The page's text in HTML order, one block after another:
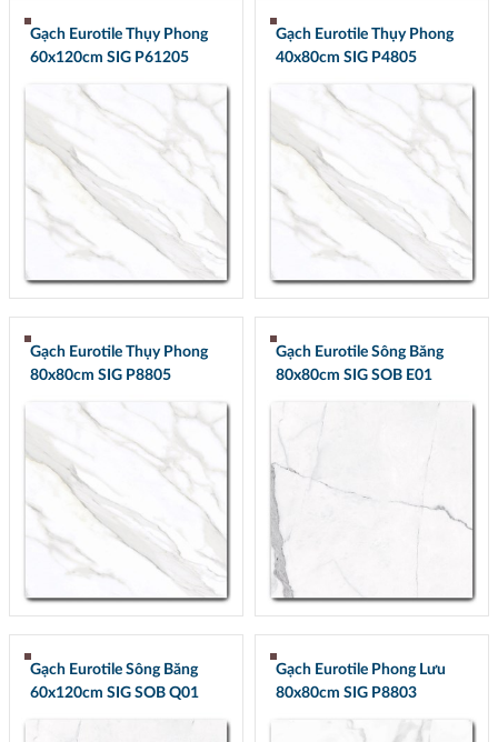
Gạch Eurotile Thụy Phong
60x120cm SIG P61205
Gạch Eurotile Thụy Phong
40x80cm SIG P4805
Gạch Eurotile Thụy Phong
80x80cm SIG P8805
Gạch Eurotile Sông Băng
80x80cm SIG SOB E01
Gạch Eurotile Sông Băng
60x120cm SIG SOB Q01
Gạch Eurotile Phong Lưu
80x80cm SIG P8803